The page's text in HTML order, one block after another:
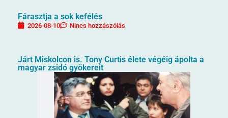
Fárasztja a sok kefélés
2026-08-10 Nincs hozzászólás
Járt Miskolcon is. Tony Curtis élete végéig ápolta a
magyar zsidó gyökereit